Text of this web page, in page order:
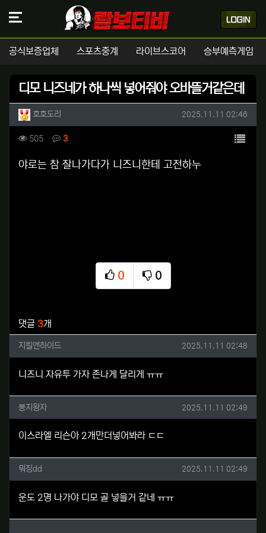
공식보증업체 스포츠중계 라이브스코어 승부예측게임
디모 니즈네가 하나씩 넣어줘야 오바뜰거같은데
작성자 정보
호호도리 작성일
2025.11.11 02:46
컨텐츠 정보
505조회 3댓글 목록
본문
야로는 참 잘나가다가 니즈니한테 고전하누
0
추천
0
비추천
댓글 3개
지킬엔하이드님의 댓글
지킬엔하이드 작성일
2025.11.11 02:48
니즈니 자유투 가자 존나게 달리게 ㅠㅠ
봉지왕자님의 댓글
봉지왕자 작성일
2025.11.11 02:49
이스라엘 리슨아 2개만더넣어봐라 ㄷㄷ
뭐징dd님의 댓글
뭐징dd 작성일
2025.11.11 02:49
운도 2명 나가야 디모 골 넣을거 같네 ㅠㅠ